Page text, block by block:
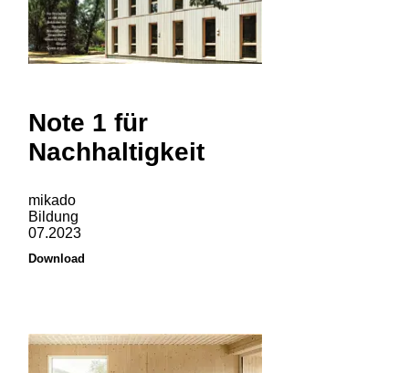
Note 1 für
Nachhaltigkeit
mikado
Bildung
07.2023
Download